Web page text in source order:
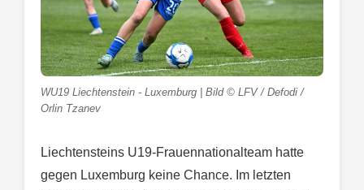
WU19 Liechtenstein - Luxemburg | Bild © LFV / Defodi /
Orlin Tzanev
Liechtensteins U19-Frauennationalteam hatte
gegen Luxemburg keine Chance. Im letzten